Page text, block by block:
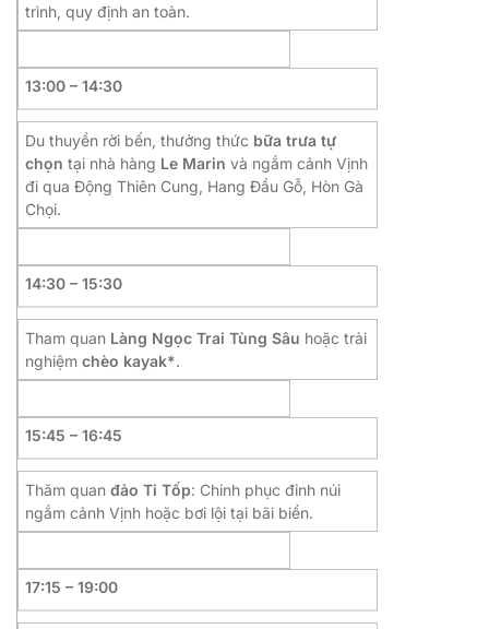
trình, quy định an toàn.
13:00 – 14:30
Du thuyền rời bến, thưởng thức bữa trưa tự
chọn tại nhà hàng Le Marin và ngắm cảnh Vịnh
đi qua Động Thiên Cung, Hang Đầu Gỗ, Hòn Gà
Chọi.
14:30 – 15:30
Tham quan Làng Ngọc Trai Tùng Sâu hoặc trải
nghiệm chèo kayak*.
15:45 – 16:45
Thăm quan đảo Ti Tốp: Chinh phục đỉnh núi
ngắm cảnh Vịnh hoặc bơi lội tại bãi biển.
17:15 – 19:00